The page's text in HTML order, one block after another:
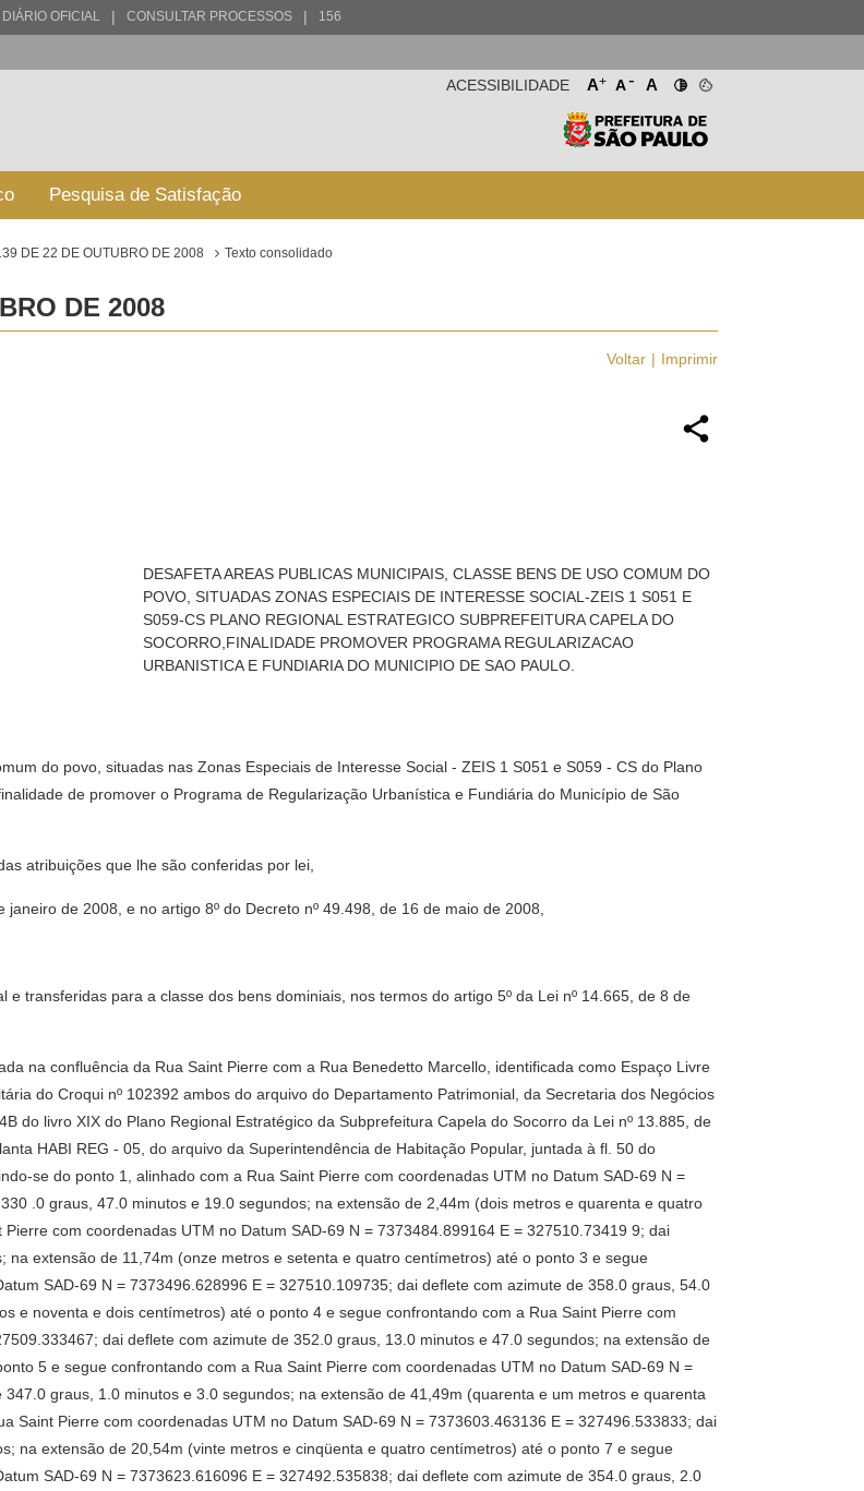
DIÁRIO OFICIAL | CONSULTAR PROCESSOS | 156
A+ A- A
ACESSIBILIDADE
Pesquisa de Satisfação
DE 22 DE OUTUBRO DE 2008 Texto consolidado
DE 2008
Voltar Imprimir
DESAFETA AREAS PUBLICAS MUNICIPAIS, CLASSE BENS DE USO COMUM DO
POVO, SITUADAS ZONAS ESPECIAIS DE INTERESSE SOCIAL-ZEIS 1 S051 E
S059-CS PLANO REGIONAL ESTRATEGICO SUBPREFEITURA CAPELA DO
SOCORRO,FINALIDADE PROMOVER PROGRAMA REGULARIZACAO
URBANISTICA E FUNDIARIA DO MUNICIPIO DE SAO PAULO.
do povo, situadas nas Zonas Especiais de Interesse Social - ZEIS 1 S051 e S059 - CS do Plano
de promover o Programa de Regularização Urbanística e Fundiária do Município de São
atribuições que lhe são conferidas por lei,
de 2008, e no artigo 8º do Decreto nº 49.498, de 16 de maio de 2008,
transferidas para a classe dos bens dominiais, nos termos do artigo 5º da Lei nº 14.665, de 8 de
na confluência da Rua Saint Pierre com a Rua Benedetto Marcello, identificada como Espaço Livre
do Croqui nº 102392 ambos do arquivo do Departamento Patrimonial, da Secretaria dos Negócios
do livro XIX do Plano Regional Estratégico da Subprefeitura Capela do Socorro da Lei nº 13.885, de
HABI REG - 05, do arquivo da Superintendência de Habitação Popular, juntada à fl. 50 do
se do ponto 1, alinhado com a Rua Saint Pierre com coordenadas UTM no Datum SAD-69 N =
.0 graus, 47.0 minutos e 19.0 segundos; na extensão de 2,44m (dois metros e quarenta e quatro
com coordenadas UTM no Datum SAD-69 N = 7373484.899164 E = 327510.73419 9; dai
extensão de 11,74m (onze metros e setenta e quatro centímetros) até o ponto 3 e segue
SAD-69 N = 7373496.628996 E = 327510.109735; dai deflete com azimute de 358.0 graus, 54.0
e noventa e dois centímetros) até o ponto 4 e segue confrontando com a Rua Saint Pierre com
dai deflete com azimute de 352.0 graus, 13.0 minutos e 47.0 segundos; na extensão de
5 e segue confrontando com a Rua Saint Pierre com coordenadas UTM no Datum SAD-69 N =
graus, 1.0 minutos e 3.0 segundos; na extensão de 41,49m (quarenta e um metros e quarenta
Saint Pierre com coordenadas UTM no Datum SAD-69 N = 7373603.463136 E = 327496.533833; dai
na extensão de 20,54m (vinte metros e cinqüenta e quatro centímetros) até o ponto 7 e segue
SAD-69 N = 7373623.616096 E = 327492.535838; dai deflete com azimute de 354.0 graus, 2.0